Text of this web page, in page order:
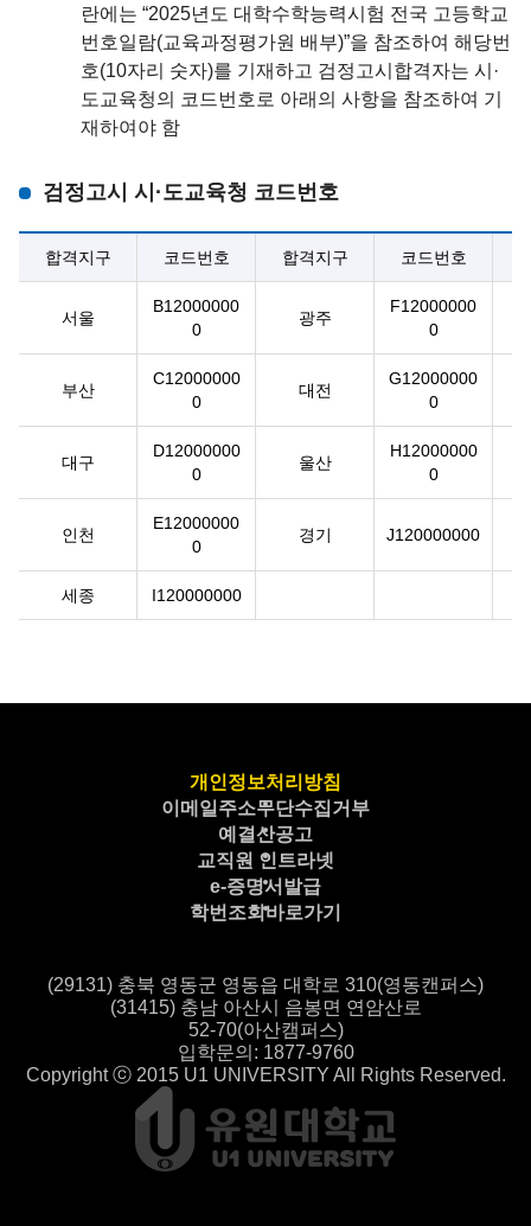
란에는 “2025년도 대학수학능력시험 전국 고등학교
번호일람(교육과정평가원 배부)”을 참조하여 해당번
호(10자리 숫자)를 기재하고 검정고시합격자는 시·
도교육청의 코드번호로 아래의 사항을 참조하여 기
재하여야 함
검정고시 시·도교육청 코드번호
합격지구 코드번호 합격지구 코드번호
서울
B12000000
0
광주
F12000000
0
부산
C12000000
0
대전
G12000000
0
대구
D12000000
0
울산
H12000000
0
인천
E12000000
0
경기 J120000000
세종 I120000000
개인정보처리방침
이메일주소무단수집거부
예결산공고
교직원 인트라넷
e-증명서발급
학번조회바로가기
(29131) 충북 영동군 영동읍 대학로 310(영동캔퍼스)
(31415) 충남 아산시 음봉면 연암산로
52-70(아산캠퍼스)
입학문의: 1877-9760
Copyright ⓒ 2015 U1 UNIVERSITY All Rights Reserved.